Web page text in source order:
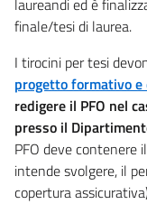
laureandi ed è
finale/tesi di laurea.
I tirocini per tesi
progetto formativo
redigere il PFO nel
presso il
PFO deve contenere
intende svolgere, il
copertura